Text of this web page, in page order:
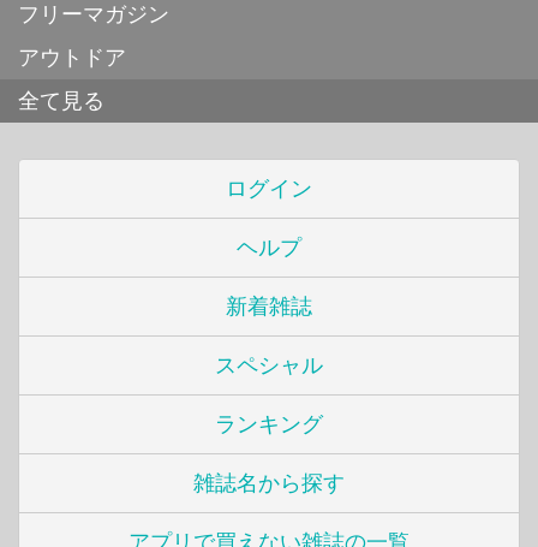
フリーマガジン
アウトドア
全て見る
ログイン
ヘルプ
新着雑誌
スペシャル
ランキング
雑誌名から探す
アプリで買えない雑誌の一覧